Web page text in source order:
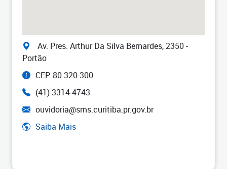
Av. Pres. Arthur Da Silva Bernardes, 2350 -
Portão
CEP: 80.320-300
(41) 3314-4743
ouvidoria@sms.curitiba.pr.gov.br
Saiba Mais